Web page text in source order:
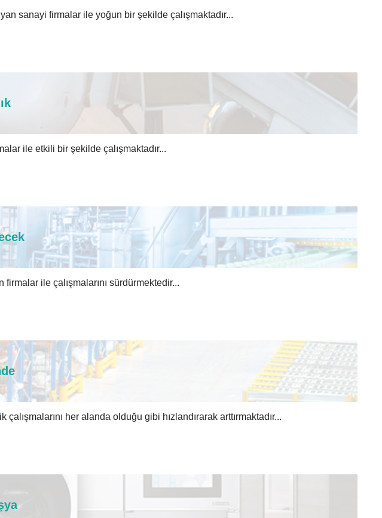
sanayi firmalar ile yoğun bir şekilde çalışmaktadır...
ile etkili bir şekilde çalışmaktadır...
ile çalışmalarını sürdürmektedir...
her alanda olduğu gibi hızlandırarak arttırmaktadır...